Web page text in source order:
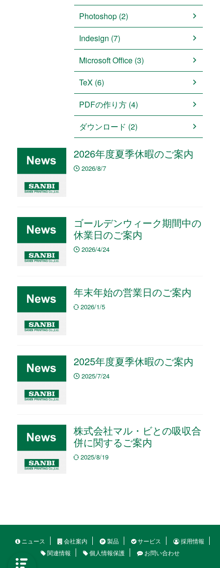
Photoshop (2)
Indesign (7)
Microsoft Office (3)
TeX (6)
PDFの作り方 (4)
ダウンロード (2)
2026年度夏季休暇のご案内
2026/8/7
ゴールデンウィーク期間中の
休業日のご案内
2026/4/24
年末年始の営業日のご案内
2026/1/5
2025年度夏季休暇のご案内
2025/7/24
株式会社マル・ビとの吸収合
併に関するご案内
2025/8/19
ニュース 会社案内 製品 サービス
採用情報
関連情報
個人情報保護 お問い合わせ